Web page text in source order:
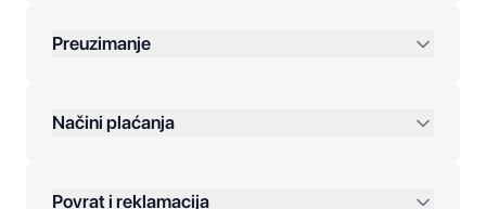
Preuzimanje
Načini plaćanja
Povrat i reklamacija